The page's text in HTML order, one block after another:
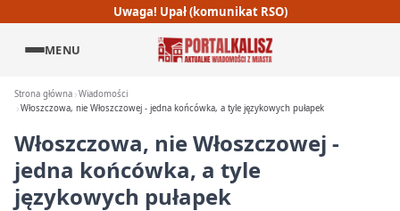
Uwaga! Upał (komunikat RSO)
MENU
Strona główna Wiadomości
Włoszczowa, nie Włoszczowej - jedna końcówka, a tyle językowych pułapek
Włoszczowa, nie Włoszczowej -
jedna końcówka, a tyle
językowych pułapek